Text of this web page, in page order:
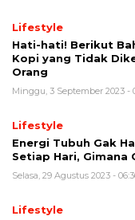
Lifestyle
Hati-hati! Berikut
Kopi yang Tidak
Orang
Minggu, 3 September 2023 -
Lifestyle
Energi Tubuh Gak
Setiap Hari, Gimana
Selasa, 29 Agustus 2023 -
Lifestyle